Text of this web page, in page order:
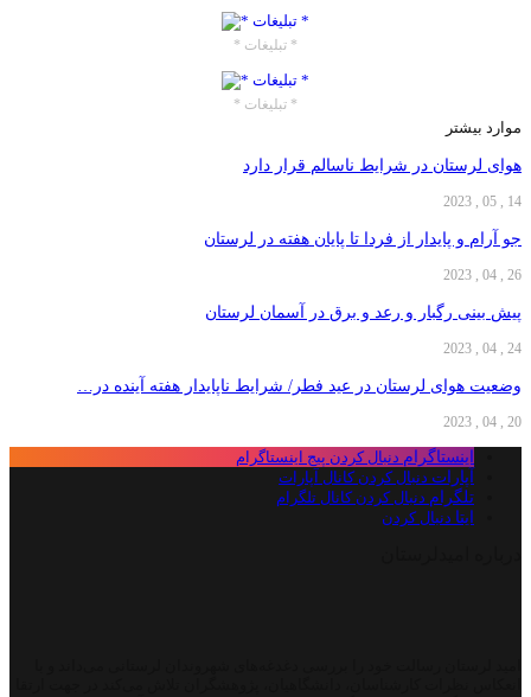
* تبلیغات *
* تبلیغات *
موارد بیشتر
هوای لرستان در شرایط ناسالم قرار دارد
14 , 05 , 2023
جو آرام و پایدار از فردا تا پایان هفته در لرستان
26 , 04 , 2023
پیش بینی رگبار و رعد و برق در آسمان لرستان
24 , 04 , 2023
وضعیت هوای لرستان در عید فطر/ شرایط ناپایدار ‌هفته آینده در…
20 , 04 , 2023
اینستاگرام دنبال کردن پیج اینستاگرام
آپارات دنبال کردن کانال آپارات
تلگرام دنبال کردن کانال تلگرام
ایتا دنبال کردن